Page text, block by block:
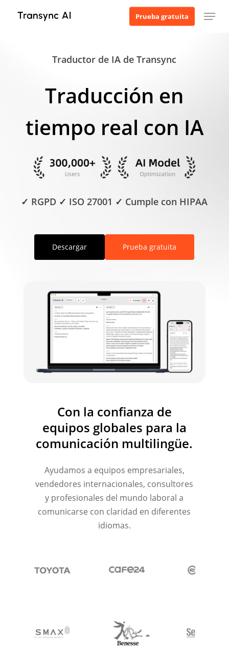
Prueba gratuita Menú
Traductor de IA de Transync
Traducción en
tiempo real con IA
✓ RGPD ✓ ISO 27001 ✓ Cumple con HIPAA
Descargar Prueba gratuita
Con la confianza de
equipos globales para la
comunicación multilingüe.
Ayudamos a equipos empresariales,
vendedores internacionales, consultores
y profesionales del mundo laboral a
comunicarse con claridad en diferentes
idiomas.